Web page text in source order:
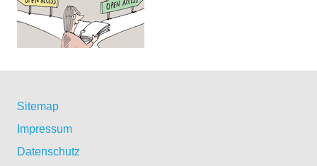
Sitemap
Impressum
Datenschutz